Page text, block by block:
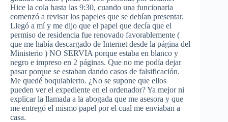
Hice la cola hasta las 9:30, cuando una funcionaria
comenzó a revisar los papeles que se debían presentar.
Llegó a mí y me dijo que el papel que decía que el
permiso de residencia fue renovado favorablemente (
que me había descargado de Internet desde la página del
Ministerio ) NO SERVIA porque estaba en blanco y
negro e impreso en 2 páginas. Que no me podía dejar
pasar porque se estaban dando casos de falsificación.
Me quedé boquiabierto. ¿No se supone que ellos
pueden ver el expediente en el ordenador? Ya mejor ni
explicar la llamada a la abogada que me asesora y que
me entregó el mismo papel por el cual me enviaban a
casa.